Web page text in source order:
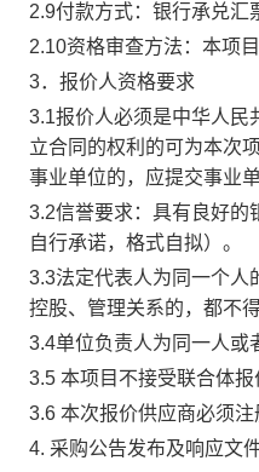
2.9付款方式： 银行承兑汇
2.10资格审查方法： 本项
3．报价人资格要求
3.1报价人必须是中华人民
立合同的权利的可为本次
事业单位的，应提交事业
3.2信誉要求： 具有良好的
自行承诺，格式自拟）。
3.3法定代表人为同一个人
控股、管理关系的，都不
3.4单位负责人为同一人或
3.5 本项目不接受联合体报
3.6 本次报价供应商必须注
4. 采购公告发布及响应文